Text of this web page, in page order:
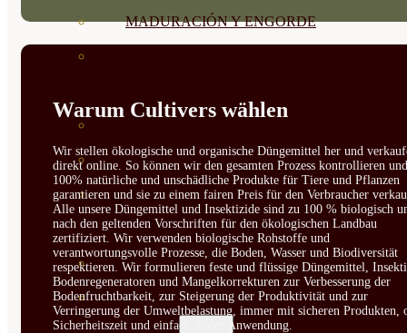
MADURACIÓN Y ENGORDE
MATERIAS PRIMAS
PROTECCIÓN CULTIVOS Y
PLANTAS
PLANTAS INTERIOR
GROWPUNCH
Warum Cultivers wählen
Wir stellen ökologische und organische Düngemittel her und
direkt online. So können wir den gesamten Prozess kontrollieren und
100% natürliche und unschädliche Produkte für Tiere und Pflanzen
garantieren und sie zu einem fairen Preis für den Verbraucher
Alle unsere Düngemittel und Insektizide sind zu 100 % biologisch
nach den geltenden Vorschriften für den ökologischen Landbau
zertifiziert. Wir verwenden biologische Rohstoffe und
verantwortungsvolle Prozesse, die Boden, Wasser und Biodiversität
respektieren. Wir formulieren feste und flüssige Düngemittel,
Bodenregeneratoren und Mangelkorrekturen zur Verbesserung der
Bodenfruchtbarkeit, zur Steigerung der Produktivität und zur
Verringerung der Umweltbelastung, immer mit sicheren Produkten,
Sicherheitszeit und einfach in der Anwendung.